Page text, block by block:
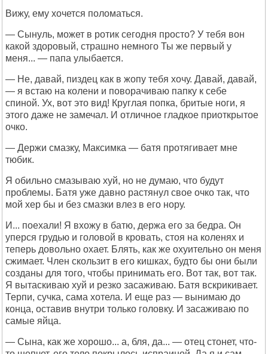
Вижу, ему хочется поломаться.
— Сынуль, может в ротик сегодня просто? У тебя вон
какой здоровый, страшно немного Ты же первый у
меня... — папа улыбается.
— Не, давай, пиздец как в жопу тебя хочу. Давай, давай,
— я встаю на колени и поворачиваю папку к себе
спиной. Ух, вот это вид! Круглая попка, бритые ноги, я
этого даже не замечал. И отличное гладкое приоткрытое
очко.
— Держи смазку, Максимка — батя протягивает мне
тюбик.
Я обильно смазываю хуй, но не думаю, что будут
проблемы. Батя уже давно растянул свое очко так, что
мой хер бы и без смазки влез в его нору.
И... поехали! Я вхожу в батю, держа его за бедра. Он
уперся грудью и головой в кровать, стоя на коленях и
теперь довольно охает. Блять, как же охуительно он меня
сжимает. Член скользит в его кишках, будто бы они были
созданы для того, чтобы принимать его. Вот так, вот так.
Я вытаскиваю хуй и резко засаживаю. Батя вскрикивает.
Терпи, сучка, сама хотела. И еще раз — вынимаю до
конца, оставив внутри только головку. И засаживаю по
самые яйца.
— Сына, как же хорошо... а, бля, да... — отец стонет, что-